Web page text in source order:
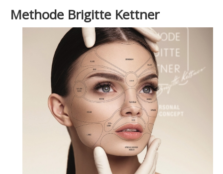
Methode Brigitte Kettner